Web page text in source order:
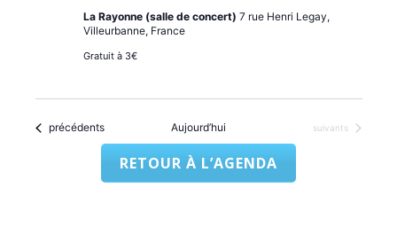
La Rayonne (salle de concert) 7 rue Henri Legay,
Villeurbanne, France
Gratuit à 3€
Évènements
précédents Aujourd’hui Évènements
suivants
RETOUR À L’AGENDA